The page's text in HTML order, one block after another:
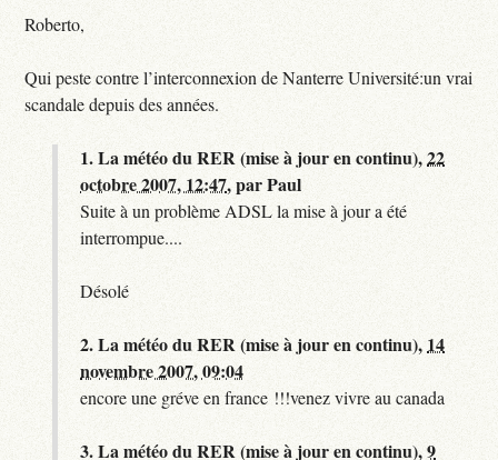
Roberto,
Qui peste contre l’interconnexion de Nanterre Université:un vrai
scandale depuis des années.
1.La météo du RER (mise à jour en continu),22
octobre 2007, 12:47,parPaul
Suite à un problème ADSL la mise à jour a été
interrompue....
Désolé
2.La météo du RER (mise à jour en continu), 14
novembre 2007, 09:04
encore une gréve en france !!!venez vivre au canada
3.La météo du RER (mise à jour en continu),9